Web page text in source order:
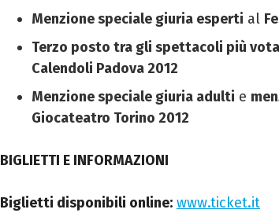
Menzione speciale giuria esperti al
Terzo posto tra gli spettacoli più
Calendoli Padova 2012
Menzione speciale giuria adulti e
Giocateatro Torino 2012
BIGLIETTI E INFORMAZIONI
Biglietti disponibili online: www.ticket.it